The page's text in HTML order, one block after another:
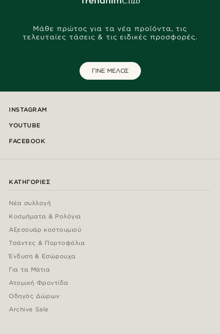
Μάθε πρώτος για τα νέα προϊόντα, τις
τελευταίες τάσεις & τις ειδικές προσφορές.
ΓΙΝΕ ΜΕΛΟΣ
INSTAGRAM
YOUTUBE
FACEBOOK
ΚΑΤΗΓΟΡΊΕΣ
Νέα συλλογή
Κοσμήματα & Ρολόγια
Αξεσουάρ κοστουμιού
Τσάντες & Πορτοφόλια
Ένδυση & Εσώρουχα
Για τα Μάτια
Ατομική Φροντίδα
Οδηγός Δώρων
Archive Sale